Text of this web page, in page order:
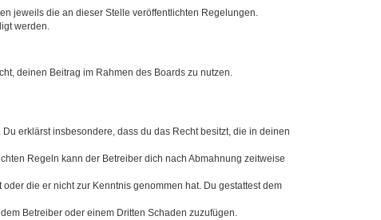
jeweils die an dieser Stelle veröffentlichten Regelungen.
werden.
deinen Beitrag im Rahmen des Boards zu nutzen.
erklärst insbesondere, dass du das Recht besitzt, die in deinen
Regeln kann der Betreiber dich nach Abmahnung zeitweise
die er nicht zur Kenntnis genommen hat. Du gestattest dem
Betreiber oder einem Dritten Schaden zuzufügen.